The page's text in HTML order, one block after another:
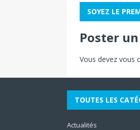
SOYEZ LE
Poster
Vous devez vous
TOUTES LES
Actualités